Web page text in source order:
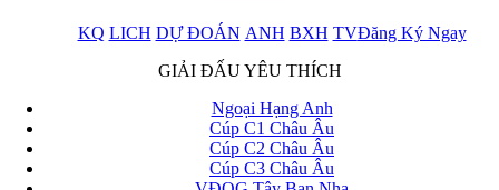
KQ LICH DỰ ĐOÁN ANH BXH TVĐăng Ký Ngay
x
GIẢI ĐẤU YÊU THÍCH
Ngoại Hạng Anh
Cúp C1 Châu Âu
Cúp C2 Châu Âu
Cúp C3 Châu Âu